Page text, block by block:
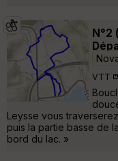
N°2
VTT
Leysse vous
puis la partie basse de
bord du lac. »